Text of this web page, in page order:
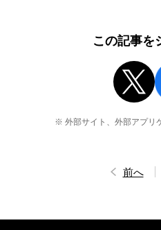
この記事を
※ 外部サイト、外部アプリ
前へ